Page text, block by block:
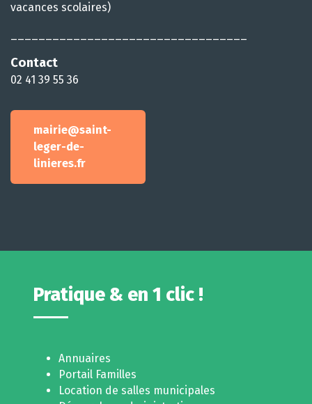
vacances scolaires)
Contact
02 41 39 55 36
mairie@saint-
leger-de-
linieres.fr
Pratique & en 1 clic !
Annuaires
Portail Familles
Location de salles municipales